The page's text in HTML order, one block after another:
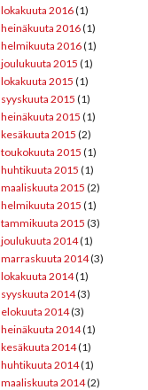
lokakuuta 2016(1)
heinäkuuta 2016(1)
helmikuuta 2016(1)
joulukuuta 2015 (1)
lokakuuta 2015 (1)
syyskuuta 2015 (1)
heinäkuuta 2015 (1)
kesäkuuta 2015 (2)
toukokuuta 2015 (1)
huhtikuuta 2015 (1)
maaliskuuta 2015 (2)
helmikuuta 2015 (1)
tammikuuta 2015 (3)
joulukuuta 2014(1)
marraskuuta 2014(3)
lokakuuta 2014(1)
syyskuuta 2014(3)
elokuuta 2014(3)
heinäkuuta 2014(1)
kesäkuuta 2014(1)
huhtikuuta 2014(1)
maaliskuuta 2014(2)